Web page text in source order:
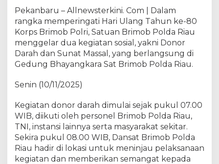
r
D
a
r
a
h
a
n
S
u
n
a
t
M
a
Pekanbaru – Allnewsterkini. Com | Dalam
rangka memperingati Hari Ulang Tahun ke-80
Korps Brimob Polri, Satuan Brimob Polda Riau
menggelar dua kegiatan sosial, yakni Donor
Darah dan Sunat Massal, yang berlangsung di
Gedung Bhayangkara Sat Brimob Polda Riau.
Senin (10/11/2025)
Kegiatan donor darah dimulai sejak pukul 07.00
WIB, diikuti oleh personel Brimob Polda Riau,
TNI, instansi lainnya serta masyarakat sekitar.
Sekira pukul 08.00 WIB, Dansat Brimob Polda
Riau hadir di lokasi untuk meninjau pelaksanaan
kegiatan dan memberikan semangat kepada